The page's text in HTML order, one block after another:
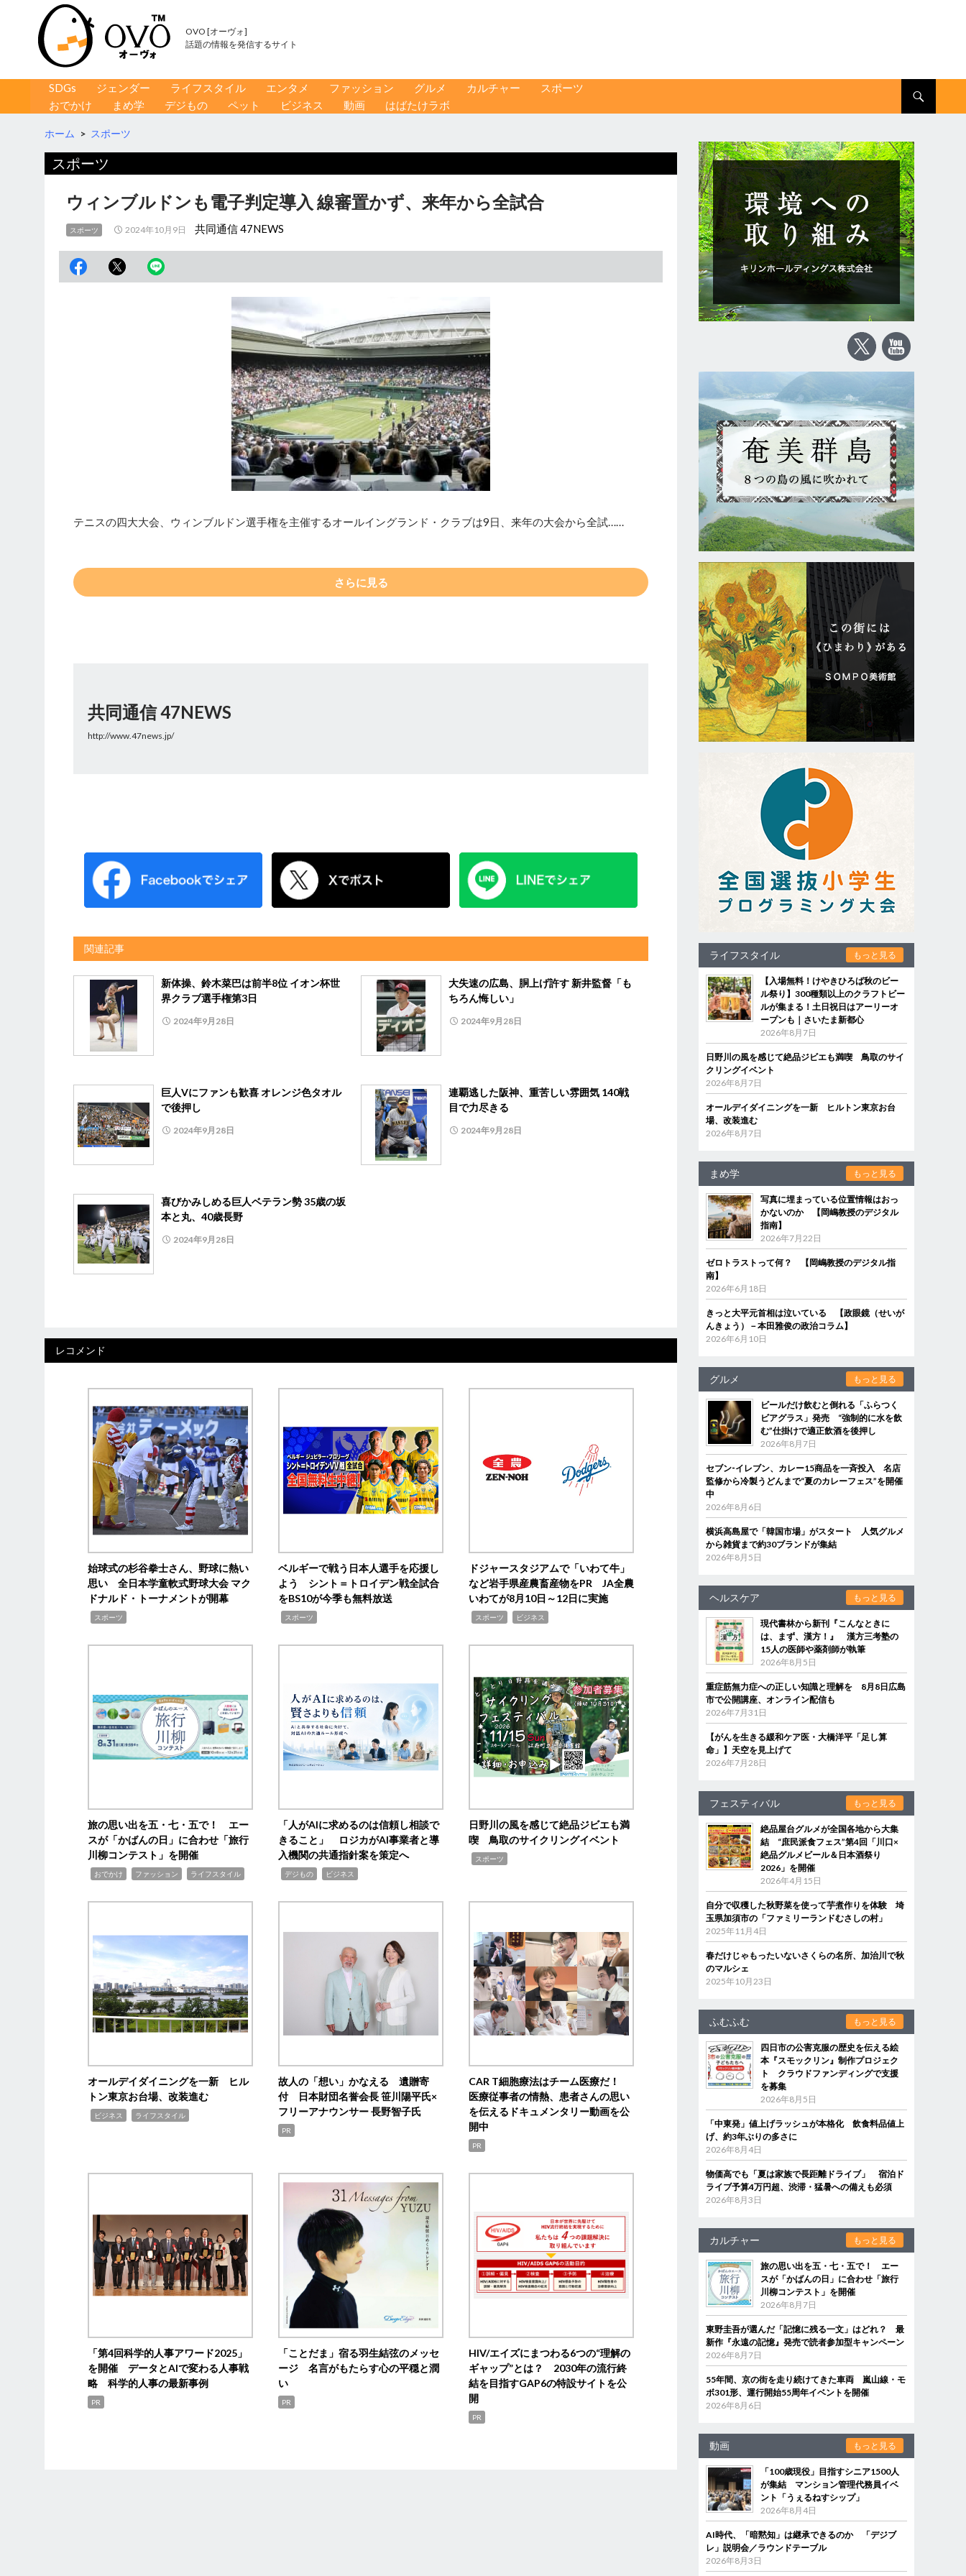
OVO [オーヴォ]
話題の情報を発信するサイト
コンテンツへ移動
SDGs ジェンダー ライフスタイル エンタメ ファッション グルメ カルチャー
スポーツ
おでかけ
まめ学 デジもの ペット ビジネス 動画 はばたけラボ
ホーム > スポーツ
スポーツ
ウィンブルドンも電子判定導入 線審置かず、来年から全試合
スポーツ 2024年10月9日 共同通信 47NEWS
テニスの四大大会、ウィンブルドン選手権を主催するオールイングランド・クラブは9日、来年の大会から全試……
さらに見る
共同通信 47NEWS
http://www.47news.jp/
関連記事
新体操、鈴木菜巴は前半8位 イオン杯世
界クラブ選手権第3日
2024年9月28日
大失速の広島、胴上げ許す 新井監督「も
ちろん悔しい」
2024年9月28日
巨人Vにファンも歓喜 オレンジ色タオル
で後押し
2024年9月28日
連覇逃した阪神、重苦しい雰囲気 140戦
目で力尽きる
2024年9月28日
喜びかみしめる巨人ベテラン勢 35歳の坂
本と丸、40歳長野
2024年9月28日
レコメンド
始球式の杉谷拳士さん、野球に熱い
思い 全日本学童軟式野球大会 マク
ドナルド・トーナメントが開幕
スポーツ
ベルギーで戦う日本人選手を応援し
よう シント＝トロイデン戦全試合
をBS10が今季も無料放送
スポーツ
ドジャースタジアムで「いわて牛」
など岩手県産農畜産物をPR JA全農
いわてが8月10日～12日に実施
スポーツ ビジネス
旅の思い出を五・七・五で！ エー
スが「かばんの日」に合わせ「旅行
川柳コンテスト」を開催
おでかけ ファッション ライフスタイル
「人がAIに求めるのは信頼し相談で
きること」 ロジカがAI事業者と導
入機関の共通指針案を策定へ
デジもの ビジネス
日野川の風を感じて絶品ジビエも満
喫 鳥取のサイクリングイベント
スポーツ
オールデイダイニングを一新 ヒル
トン東京お台場、改装進む
ビジネス ライフスタイル
故人の「想い」かなえる 遺贈寄
付 日本財団名誉会長 笹川陽平氏×
フリーアナウンサー 長野智子氏
PR
CAR T細胞療法はチーム医療だ！
医療従事者の情熱、患者さんの思い
を伝えるドキュメンタリー動画を公
開中
PR
「第4回科学的人事アワード2025」
を開催 データとAIで変わる人事戦
略 科学的人事の最新事例
PR
「ことだま」宿る羽生結弦のメッセ
ージ 名言がもたらす心の平穏と潤
い
PR
HIV/エイズにまつわる6つの“理解の
ギャップ”とは？ 2030年の流行終
結を目指すGAP6の特設サイトを公
開
PR
ライフスタイル もっと見る
【入場無料！けやきひろば秋のビー
ル祭り】300種類以上のクラフトビー
ルが集まる！土日祝日はアーリーオ
ープンも｜さいたま新都心
2026年8月7日
日野川の風を感じて絶品ジビエも満喫 鳥取のサイ
クリングイベント
2026年8月7日
オールデイダイニングを一新 ヒルトン東京お台
場、改装進む
2026年8月7日
まめ学 もっと見る
写真に埋まっている位置情報はおっ
かないのか 【岡嶋教授のデジタル
指南】
2026年7月22日
ゼロトラストって何？ 【岡嶋教授のデジタル指
南】
2026年6月18日
きっと大平元首相は泣いている 【政眼鏡（せいが
んきょう）－本田雅俊の政治コラム】
2026年6月10日
グルメ もっと見る
ビールだけ飲むと倒れる「ふらつく
ビアグラス」発売 “強制的に水を飲
む”仕掛けで適正飲酒を後押し
2026年8月7日
セブン‐イレブン、カレー15商品を一斉投入 名店
監修から冷製うどんまで“夏のカレーフェス”を開催
中
2026年8月6日
横浜高島屋で「韓国市場」がスタート 人気グルメ
から雑貨まで約30ブランドが集結
2026年8月5日
ヘルスケア もっと見る
現代書林から新刊『こんなときに
は、まず、漢方！』 漢方三考塾の
15人の医師や薬剤師が執筆
2026年8月5日
重症筋無力症への正しい知識と理解を 8月8日広島
市で公開講座、オンライン配信も
2026年7月31日
【がんを生きる緩和ケア医・大橋洋平「足し算
命」】天空を見上げて
2026年7月28日
フェスティバル もっと見る
絶品屋台グルメが全国各地から大集
結 “庶民派食フェス”第4回「川口×
絶品グルメビール＆日本酒祭り
2026」を開催
2026年4月15日
自分で収穫した秋野菜を使って芋煮作りを体験 埼
玉県加須市の「ファミリーランドむさしの村」
2025年11月4日
春だけじゃもったいないさくらの名所、加治川で秋
のマルシェ
2025年10月23日
ふむふむ もっと見る
四日市の公害克服の歴史を伝える絵
本『スモックリン』制作プロジェク
ト クラウドファンディングで支援
を募集
2026年8月5日
「中東発」値上げラッシュが本格化 飲食料品値上
げ、約3年ぶりの多さに
2026年8月4日
物価高でも「夏は家族で長距離ドライブ」 宿泊ド
ライブ予算4万円超、渋滞・猛暑への備えも必須
2026年8月3日
カルチャー もっと見る
旅の思い出を五・七・五で！ エー
スが「かばんの日」に合わせ「旅行
川柳コンテスト」を開催
2026年8月7日
東野圭吾が選んだ「記憶に残る一文」はどれ？ 最
新作『永遠の記憶』発売で読者参加型キャンペーン
2026年8月7日
55年間、京の街を走り続けてきた車両 嵐山線・モ
ボ301形、運行開始55周年イベントを開催
2026年8月6日
動画 もっと見る
「100歳現役」目指すシニア1500人
が集結 マンション管理代務員イベ
ント「うぇるねすシップ」
2026年8月4日
AI時代、「暗黙知」は継承できるのか 「デジブ
レ」説明会／ラウンドテーブル
2026年8月3日